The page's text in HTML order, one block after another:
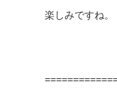
楽しみですね。